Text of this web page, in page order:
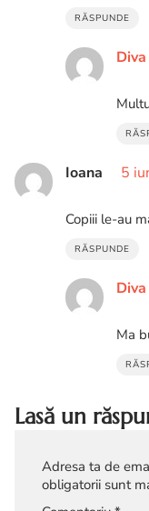
RĂSPUNDE
Ioana 5
Copiii le-au
RĂSPUNDE
Ma
Lasă un
Adresa ta de
obligatorii sunt